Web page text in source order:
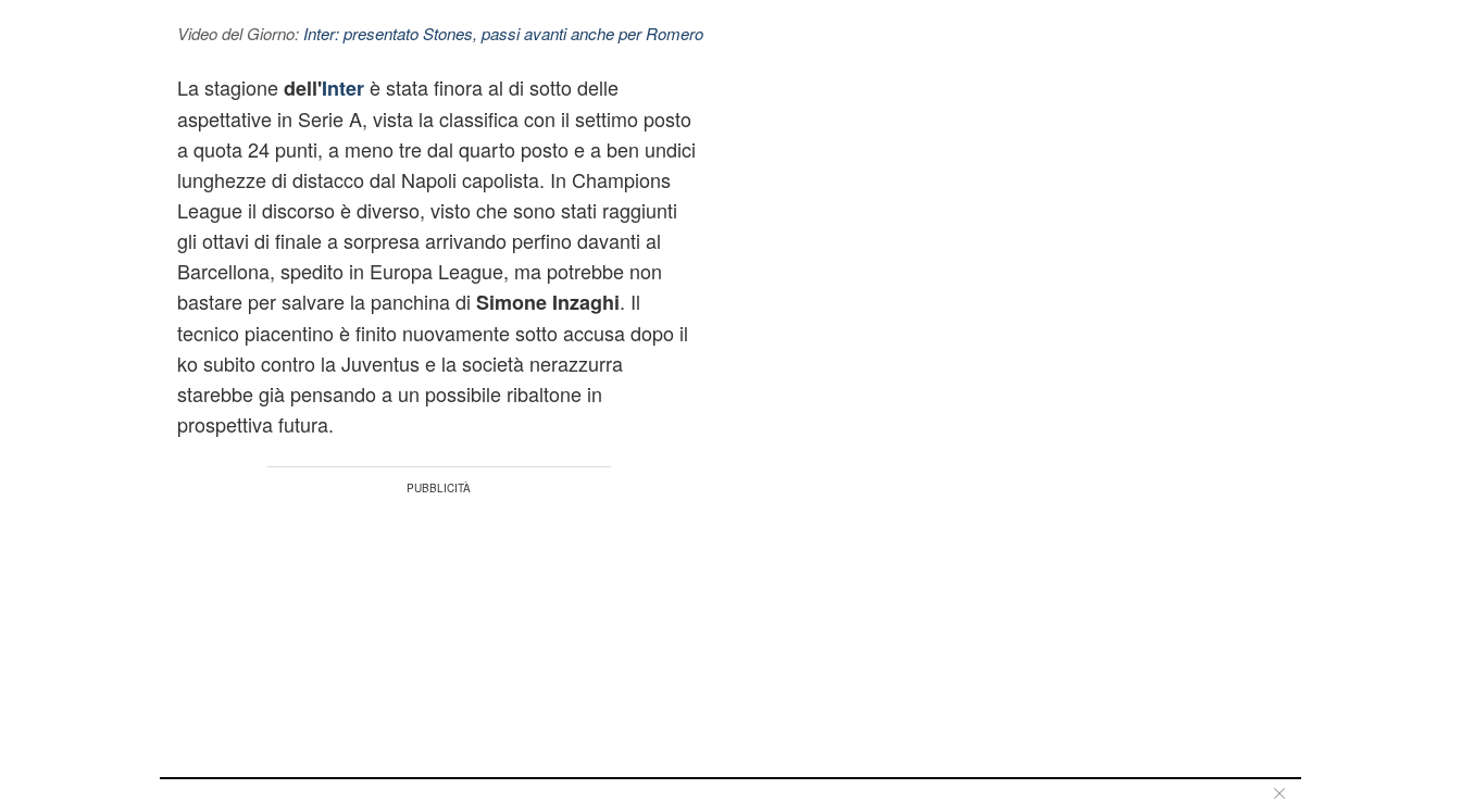
Video del Giorno: Inter: presentato Stones, passi avanti anche per Romero
La stagionedell'Interè stata finora al di sotto delle
aspettative in Serie A, vista la classifica con il settimo posto
a quota 24 punti, a meno tre dal quarto posto e a ben undici
lunghezze di distacco dal Napoli capolista. In Champions
League il discorso è diverso, visto che sono stati raggiunti
gli ottavi di finale a sorpresa arrivando perfino davanti al
Barcellona, spedito in Europa League, ma potrebbe non
bastare per salvare la panchina di Simone Inzaghi. Il
tecnico piacentino è finito nuovamente sotto accusa dopo il
ko subito contro la Juventus e la società nerazzurra
starebbe già pensando a un possibile ribaltone in
prospettiva futura.